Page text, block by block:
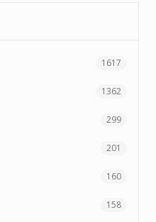
1617
1362
299
201
160
158